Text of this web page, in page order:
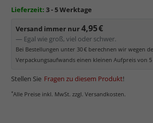
Lieferzeit: 3 - 5 Werktage
Versand immer nur4,95 €
— Egal wie groß, viel oder schwer.
Bei Bestellungen unter 30 € berechnen wir wegen
Verpackungsaufwands einen kleinen Aufpreis von 5
Stellen Sie Fragen zu diesem Produkt!
*Alle Preise inkl. MwSt. zzgl. Versandkosten.